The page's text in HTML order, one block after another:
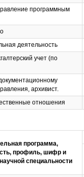
программным
деятельность
учет (по
архивист.
отношения
программа,
профиль, шифр и
специальности